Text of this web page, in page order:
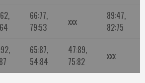
66:77,
79:53
xxx
89:47,
82:75
65:87,
54:84
47:89,
75:82
xxx